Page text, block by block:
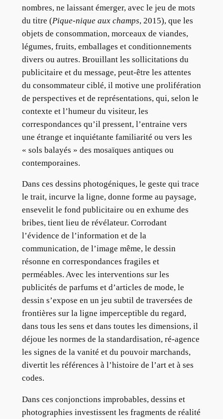
nombres, ne laissant émerger, avec le jeu de mots
du titre (Pique-nique aux champs, 2015), que les
objets de consommation, morceaux de viandes,
légumes, fruits, emballages et conditionnements
divers ou autres. Brouillant les sollicitations du
publicitaire et du message, peut-être les attentes
du consommateur ciblé, il motive une prolifération
de perspectives et de représentations, qui, selon le
contexte et l’humeur du visiteur, les
correspondances qu’il pressent, l’entraine vers
une étrange et inquiétante familiarité ou vers les
« sols balayés » des mosaïques antiques ou
contemporaines.
Dans ces dessins photogéniques, le geste qui trace
le trait, incurve la ligne, donne forme au paysage,
ensevelit le fond publicitaire ou en exhume des
bribes, tient lieu de révélateur. Corrodant
l’évidence de l’information et de la
communication, de l’image même, le dessin
résonne en correspondances fragiles et
perméables. Avec les interventions sur les
publicités de parfums et d’articles de mode, le
dessin s’expose en un jeu subtil de traversées de
frontières sur la ligne imperceptible du regard,
dans tous les sens et dans toutes les dimensions, il
déjoue les normes de la standardisation, ré-agence
les signes de la vanité et du pouvoir marchands,
divertit les références à l’histoire de l’art et à ses
codes.
Dans ces conjonctions improbables, dessins et
photographies investissent les fragments de réalité